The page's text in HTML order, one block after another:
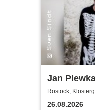
Jan
Schmedtje
Lights
Rostock,
26.08.2026